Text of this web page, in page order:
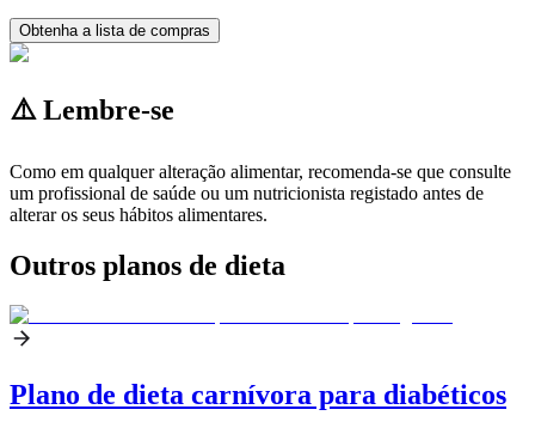
Obtenha a lista de compras
⚠️ Lembre-se
Como em qualquer alteração alimentar, recomenda-se que consulte
um profissional de saúde ou um nutricionista registado antes de
alterar os seus hábitos alimentares.
Outros planos de dieta
Plano de dieta carnívora para diabéticos